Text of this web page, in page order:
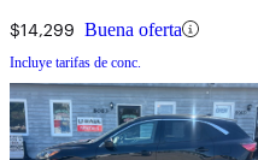
$14,299 Buena oferta
Incluye tarifas de conc.